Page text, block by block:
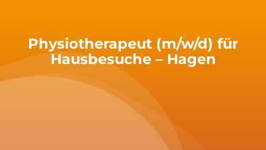
Physiotherapeut (m/w/d) für
Hausbesuche – Hagen